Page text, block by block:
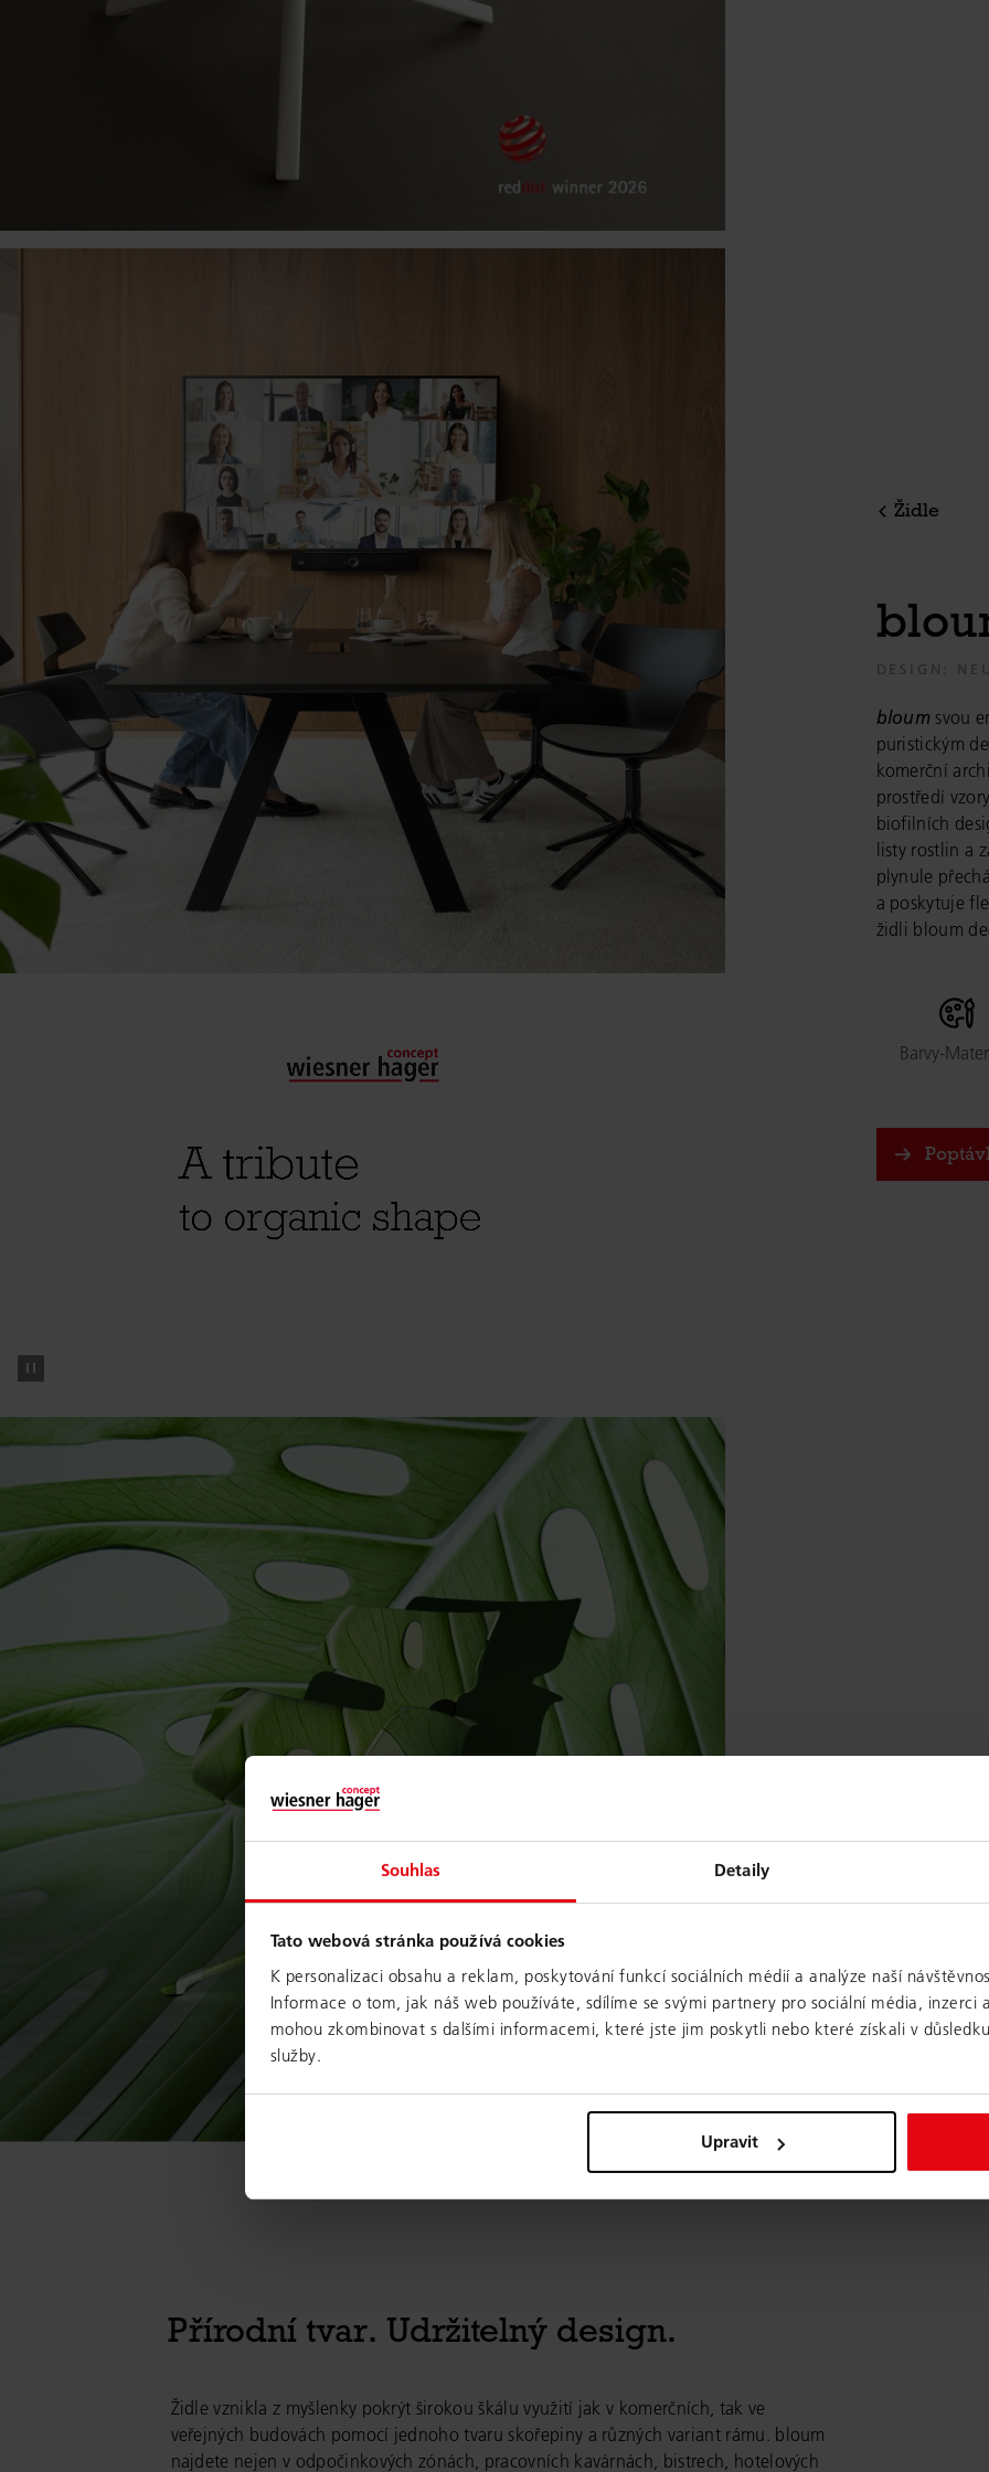
Souhlas Detaily
Tato webová stránka používá cookies
K personalizaci obsahu a reklam, poskytování funkcí sociálních médií a analýze naší
Informace o tom, jak náš web používáte, sdílíme se svými partnery pro sociální média, inzerci
mohou zkombinovat s dalšími informacemi, které jste jim poskytli nebo které získali v
služby.
Upravit
Židle
blou
DESIGN:
bloum svou
puristickým
komerční
prostředí
biofilních
listy rostlin a
plynule
a poskytuje
židli bloum
Barvy-
Přírodní tvar. Udržitelný design.
Židle vznikla z myšlenky pokrýt širokou škáluvyužití jak v komerčních, tak ve
veřejných budovách pomocí jednoho tvaru skořepiny a různých variant rámu. bloum
najdete nejen v odpočinkových zónách, pracovních kavárnách, bistrech, hotelových